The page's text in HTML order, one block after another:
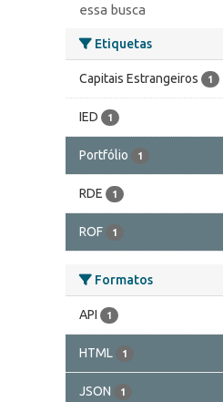
essa busca
Etiquetas
Capitais Estrangeiros 1
IED 1
Portfólio 1
RDE 1
ROF 1
Formatos
API 1
HTML 1
JSON 1